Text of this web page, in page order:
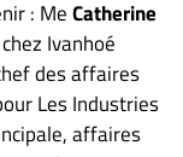
: MeCatherine
Ivanhoé
des affaires
Les Industries
affaires